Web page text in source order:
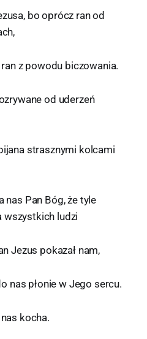
bo oprócz ran od
z powodu biczowania.
od uderzeń
strasznymi kolcami
nas Pan Bóg, że tyle
wszystkich ludzi
Jezus pokazał nam,
nas płonie w Jego sercu.
kocha.